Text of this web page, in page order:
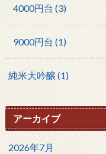
4000円台 (3)
9000円台 (1)
純米大吟醸 (1)
アーカイブ
2026年7月